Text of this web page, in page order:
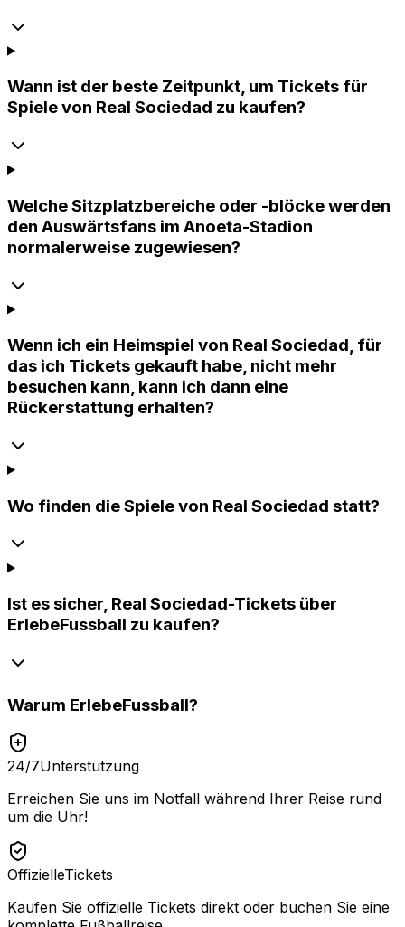
Wann ist der beste Zeitpunkt, um Tickets für
Spiele von Real Sociedad zu kaufen?
Welche Sitzplatzbereiche oder -blöcke werden
den Auswärtsfans im Anoeta-Stadion
normalerweise zugewiesen?
Wenn ich ein Heimspiel von Real Sociedad, für
das ich Tickets gekauft habe, nicht mehr
besuchen kann, kann ich dann eine
Rückerstattung erhalten?
Wo finden die Spiele von Real Sociedad statt?
Ist es sicher, Real Sociedad-Tickets über
ErlebeFussball zu kaufen?
Warum ErlebeFussball?
24/7Unterstützung
Erreichen Sie uns im Notfall während Ihrer Reise rund
um die Uhr!
OffizielleTickets
Kaufen Sie offizielle Tickets direkt oder buchen Sie eine